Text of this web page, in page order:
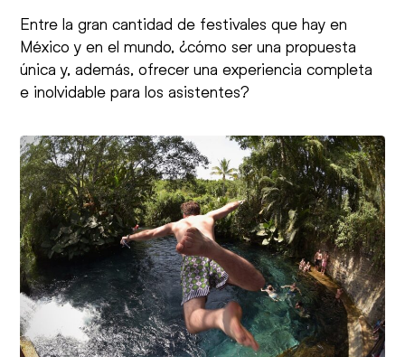
Entre la gran cantidad de festivales que hay en
México y en el mundo, ¿cómo ser una propuesta
única y, además, ofrecer una experiencia completa
e inolvidable para los asistentes?